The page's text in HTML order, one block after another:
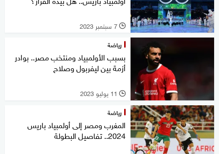
l 7 سبتمبر 2023
رياضة
بسبب الأولمبياد ومنتخب مصر.. بوادر
أزمة بين ليفربول وصلاح
l 11 يوليو 2023
رياضة
المغرب ومصر إلى أولمبياد باريس
2024.. تفاصيل البطولة